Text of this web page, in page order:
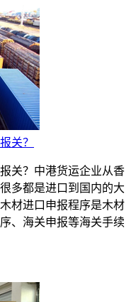
关？
关？中港货运企业从香
多都是进口到国内的大
材进口申报程序是木材
、海关申报等海关手续